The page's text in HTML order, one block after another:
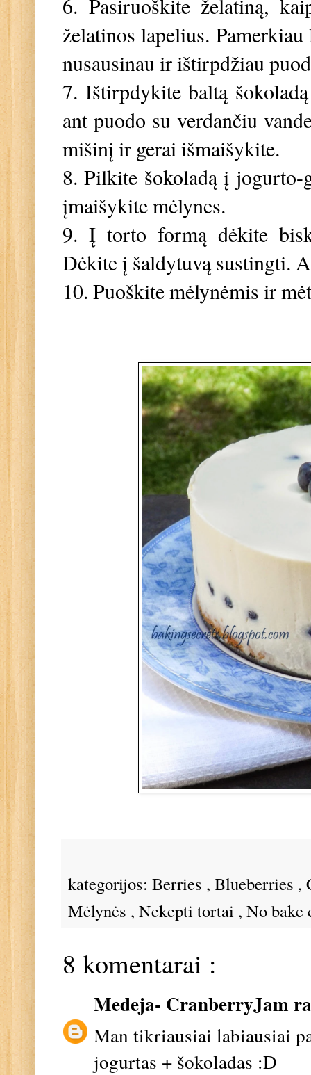
želatinos lapelius.
nusausinau ir ištirpdžiau
7. Ištirpdykite baltą
ant puodo su verdančiu
mišinį ir gerai išmaišykite.
8. Pilkite šokoladą į
įmaišykite mėlynes.
9. Į torto formą dėkite
Dėkite į šaldytuvą sustingti.
10. Puoškite mėlynėmis ir
kategorijos: Berries , Blueberries ,
Mėlynės , Nekepti tortai , No bake
8 komentarai :
Medeja- CranberryJam
Man tikriausiai labiausiai
jogurtas + šokoladas :D